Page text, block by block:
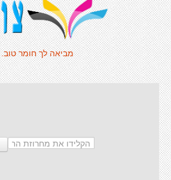
מביאה לך חומר טוב.